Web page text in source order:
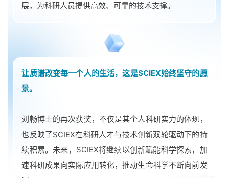
展，为科研人员提供高效、可靠的技术支撑。
让质谱改变每一个人的生活，这是SCIEX始终坚守的愿
景。
刘畅博士的再次获奖，不仅是其个人科研实力的体现，
也反映了SCIEX在科研人才与技术创新双轮驱动下的持
续积累。未来，SCIEX将继续以创新赋能科学探索，加
速科研成果向实际应用转化，推动生命科学不断向前发